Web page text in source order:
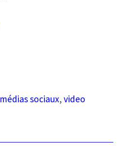
médias sociaux,video